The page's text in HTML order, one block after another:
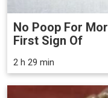
No Poop For
First Sign Of
2 h 29 min